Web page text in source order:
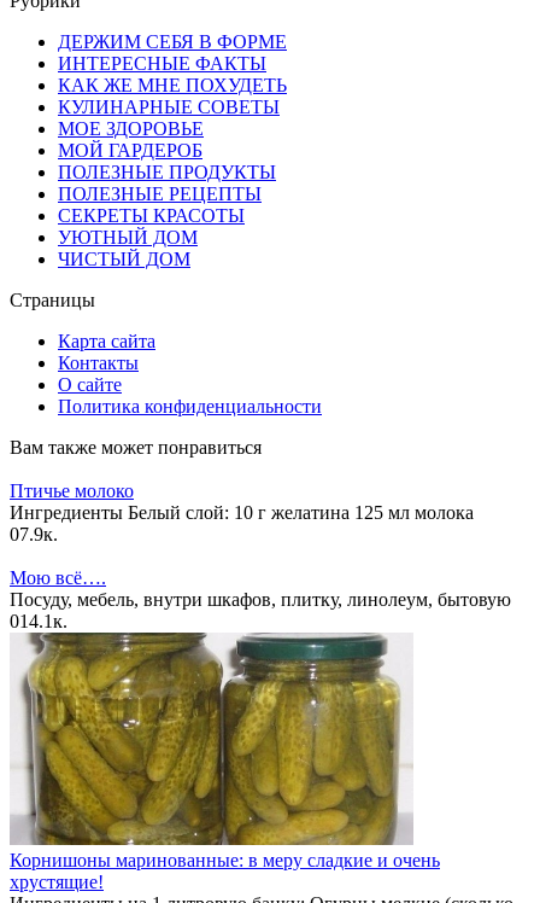
ДЕРЖИМ СЕБЯ В ФОРМЕ
ИНТЕРЕСНЫЕ ФАКТЫ
КАК ЖЕ МНЕ ПОХУДЕТЬ
КУЛИНАРНЫЕ СОВЕТЫ
МОЕ ЗДОРОВЬЕ
МОЙ ГАРДЕРОБ
ПОЛЕЗНЫЕ ПРОДУКТЫ
ПОЛЕЗНЫЕ РЕЦЕПТЫ
СЕКРЕТЫ КРАСОТЫ
УЮТНЫЙ ДОМ
ЧИСТЫЙ ДОМ
Страницы
Карта сайта
Контакты
О сайте
Политика конфиденциальности
Вам также может понравиться
Птичье молоко
Ингредиенты Белый слой: 10 г желатина 125 мл молока
07.9к.
Мою всё….
Посуду, мебель, внутри шкафов, плитку, линолеум, бытовую
014.1к.
Корнишоны маринованные: в меру сладкие и очень
хрустящие!